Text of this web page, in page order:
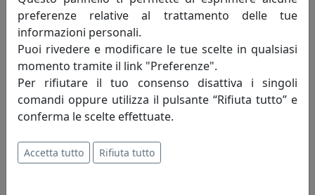
tessile decorativo per la casa
esclusivamente in Italia. La nostra
scanzonata mission è quella di "portare bellezza" in
ogni angolo della casa attraverso articoli tessili
innovativi e particolari che accostano alla funzionalità
pratica la bellezza, l'eccellenza artigianale e la qualità
del made in Italy fatto in Italia da artigiani solo italiani.
Amiamo le tavole imbandite, le tovaglie che le vestono,
il lino e la lana. I plaid sdraiati sui divani, i cuscini che
preferenze relative al trattamento delle tue
informazioni personali.
Puoi rivedere e modificare le tue scelte in qualsiasi
momento tramite il link "Preferenze".
Per rifiutare il tuo consenso disattiva i singoli
comandi oppure utilizza il pulsante “Rifiuta tutto” e
conferma le scelte effettuate.
Accetta tutto Rifiuta tutto